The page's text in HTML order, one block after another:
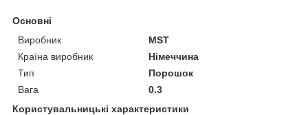
Основні
Виробник
MST
Країна виробник
Німеччина
Тип
Порошок
Вага
0.3
Користувальницькі характеристики